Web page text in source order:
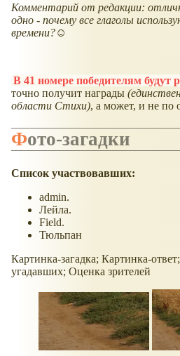
Комментарий от редакции:
одно - почему все глаголы
времени?☺
В 41 номере победителям будут
точно получит награды
области Стихи), а может, и не по
Фото-загадки
Список участвовавших:
admin.
Лейла.
Field.
Тюльпан
Картинка-загадка; Картинка-
угадавших; Оценка зрителей